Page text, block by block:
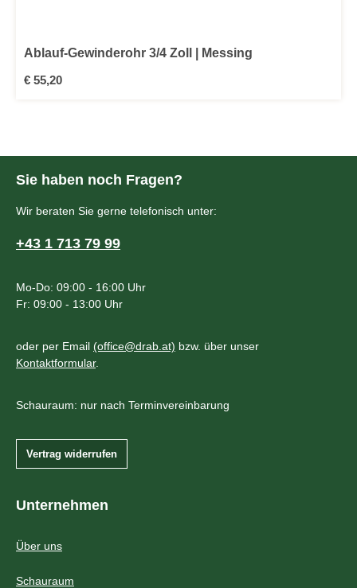
Ablauf-Gewinderohr 3/4 Zoll | Messing
Regulärer Preis:
€ 55,20
Sie haben noch Fragen?
Wir beraten Sie gerne telefonisch unter:
+43 1 713 79 99
Mo-Do: 09:00 - 16:00 Uhr
Fr: 09:00 - 13:00 Uhr
oder per Email (office@drab.at) bzw. über unser
Kontaktformular.
Schauraum: nur nach Terminvereinbarung
Vertrag widerrufen
Unternehmen
Über uns
Schauraum